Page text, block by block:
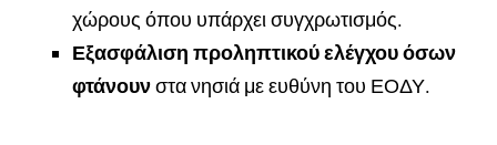
χώρους όπου υπάρχει συγχρωτισμός.
Εξασφάλιση προληπτικού ελέγχουόσων
φτάνουνστα νησιά με ευθύνη του ΕΟΔΥ.